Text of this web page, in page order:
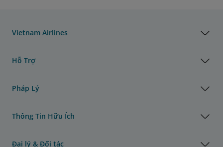
Vietnam Airlines
Hỗ Trợ
Pháp Lý
Thông Tin Hữu Ích
Đại lý & Đối tác